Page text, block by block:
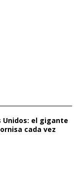
Unidos: el gigante
cada vez